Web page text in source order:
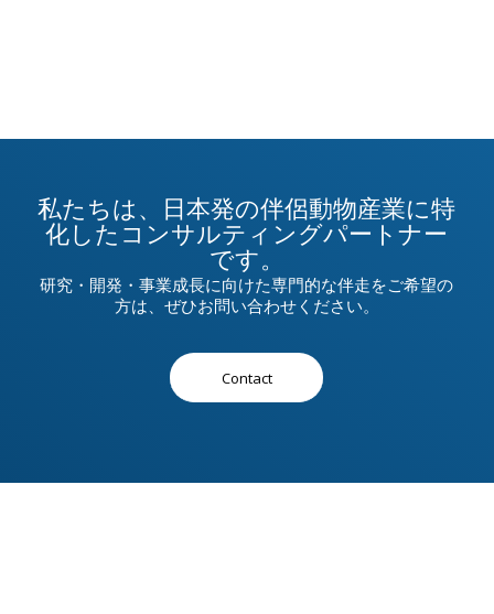
私たちは、日本発の伴侶動物産業に特
化したコンサルティングパートナー
です。
研究・開発・事業成長に向けた専門的な伴走をご希望の
方は、ぜひお問い合わせください。
Contact